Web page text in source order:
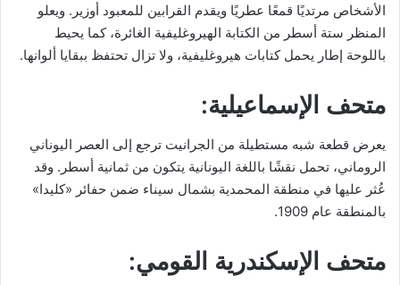
الأشخاص مرتديًا قمعًا عطريًا ويقدم القرابين للمعبود أوزير. ويعلو
المنظر ستة أسطر من الكتابة الهيروغليفية الغائرة، كما يحيط
باللوحة إطار يحمل كتابات هيروغليفية، ولا تزال تحتفظ ببقايا ألوانها.
متحف الإسماعيلية:
يعرض قطعة شبه مستطيلة من الجرانيت ترجع إلى العصر اليوناني
الروماني، تحمل نقشًا باللغة اليونانية يتكون من ثمانية أسطر. وقد
عُثر عليها في منطقة المحمدية بشمال سيناء ضمن حفائر «كليدا»
بالمنطقة عام 1909.
متحف الإسكندرية القومي: